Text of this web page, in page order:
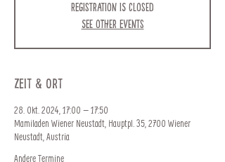
Registration is closed
See other events
Zeit & Ort
28. Okt. 2024, 17:00 – 17:50
Mamiladen Wiener Neustadt, Hauptpl. 35, 2700 Wiener
Neustadt, Austria
Andere Termine